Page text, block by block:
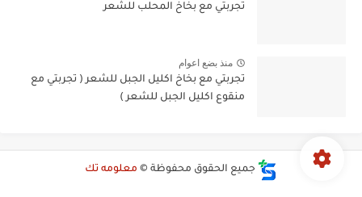
تجربتي مع بخاخ المحلب للشعر
منذ بضع اعوام
تجربتي مع بخاخ اكليل الجبل للشعر ( تجربتي مع
منقوع اكليل الجبل للشعر )
جميع الحقوق محفوظة © معلومه تك